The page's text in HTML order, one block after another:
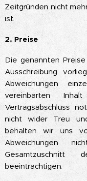
Zeitgründen nicht
ist.
2. Preise
Die genannten
Ausschreibung
Abweichungen
vereinbarten
Vertragsabschluss
nicht wider Treu
behalten wir uns
Abweichungen
beeinträchtigen.